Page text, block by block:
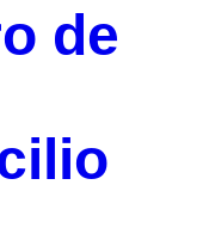
de